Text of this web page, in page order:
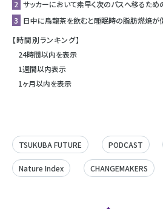
2 サッカーにおいて素早く次のパスへ移るた
3 日中に烏龍茶を飲むと睡眠時の脂肪燃焼が
【時間別ランキング】
24時間以内を表示
1週間以内表示
1ヶ月以内を表示
TSUKUBA FUTURE PODCAST
Nature Index CHANGEMAKERS